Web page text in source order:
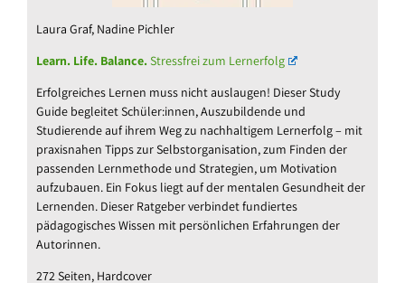
Laura Graf, Nadine Pichler
Learn. Life. Balance.Stressfrei zum Lernerfolg
Erfolgreiches Lernen muss nicht auslaugen! Dieser Study
Guide begleitet Schüler:innen, Auszubildende und
Studierende auf ihrem Weg zu nachhaltigem Lernerfolg – mit
praxisnahen Tipps zur Selbstorganisation, zum Finden der
passenden Lernmethode und Strategien, um Motivation
aufzubauen. Ein Fokus liegt auf der mentalen Gesundheit der
Lernenden. Dieser Ratgeber verbindet fundiertes
pädagogisches Wissen mit persönlichen Erfahrungen der
Autorinnen.
272 Seiten, Hardcover